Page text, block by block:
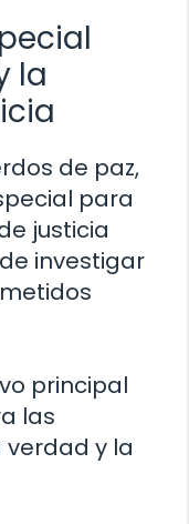
la
de paz,
para
justicia
investigar
principal
las
y la